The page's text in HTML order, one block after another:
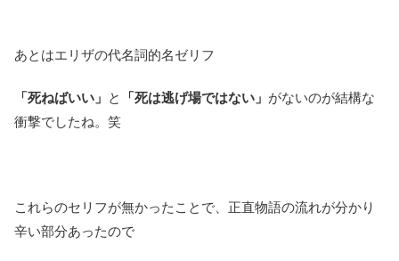
あとはエリザの代名詞的名ゼリフ
「死ねばいい」 と 「死は逃げ場ではない」 がないのが結構な
衝撃でしたね。笑
これらのセリフが無かったことで、正直物語の流れが分かり
辛い部分あったので